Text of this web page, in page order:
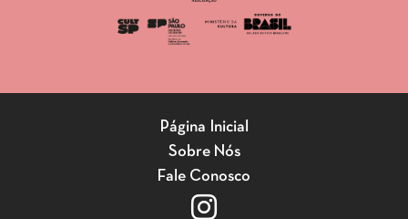
Página Inicial
Sobre Nós
Fale Conosco